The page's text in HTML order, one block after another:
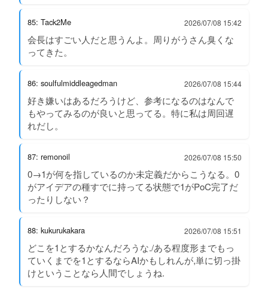
85: Tack2Me 2026/07/08 15:42
会長はすごい人だと思うんよ。周りがうさん臭くな
ってきた。
86: soulfulmiddleagedman 2026/07/08 15:44
好き嫌いはあるだろうけど、参考になるのはなんで
もやってみるのが良いと思ってる。特に私は周回遅
れだし。
87: remonoil 2026/07/08 15:50
0→1が何を指しているのか未定義だからこうなる。0
がアイデアの種すでに持ってる状態で1がPoC完了だ
ったりしない？
88: kukurukakara 2026/07/08 15:51
どこを1とするかなんだろうな./ある程度形までもっ
ていくまでを1とするならAIかもしれんが,単に切っ掛
けということなら人間でしょうね.